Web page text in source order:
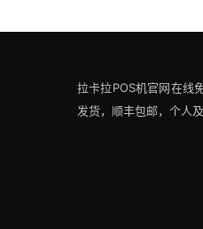
拉卡拉POS机官网在线
发货，顺丰包邮，个人